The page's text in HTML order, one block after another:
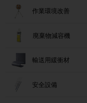
作業環境改善
廃棄物減容機
輸送用緩衝材
安全設備